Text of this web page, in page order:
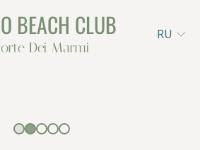
RU
BEACH CLUB
Dei Marmi